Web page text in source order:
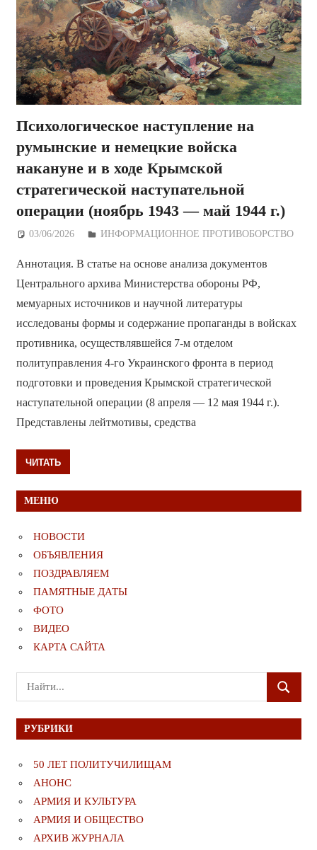
Психологическое наступление на
румынские и немецкие войска
накануне и в ходе Крымской
стратегической наступательной
операции (ноябрь 1943 — май 1944 г.)
03/06/2026 Дежурный по Редакции
ИНФОРМАЦИОННОЕ ПРОТИВОБОРСТВО
Аннотация. В статье на основе анализа документов
Центрального архива Министерства обороны РФ,
мемуарных источников и научной литературы
исследованы формы и содержание пропаганды в войсках
противника, осуществлявшейся 7-м отделом
политуправления 4-го Украинского фронта в период
подготовки и проведения Крымской стратегической
наступательной операции (8 апреля — 12 мая 1944 г.).
Представлены лейтмотивы, средства
ЧИТАТЬ
МЕНЮ
НОВОСТИ
ОБЪЯВЛЕНИЯ
ПОЗДРАВЛЯЕМ
ПАМЯТНЫЕ ДАТЫ
ФОТО
ВИДЕО
КАРТА САЙТА
Поиск
для:
ПОИСК
РУБРИКИ
50 ЛЕТ ПОЛИТУЧИЛИЩАМ
АНОНС
АРМИЯ И КУЛЬТУРА
АРМИЯ И ОБЩЕСТВО
АРХИВ ЖУРНАЛА